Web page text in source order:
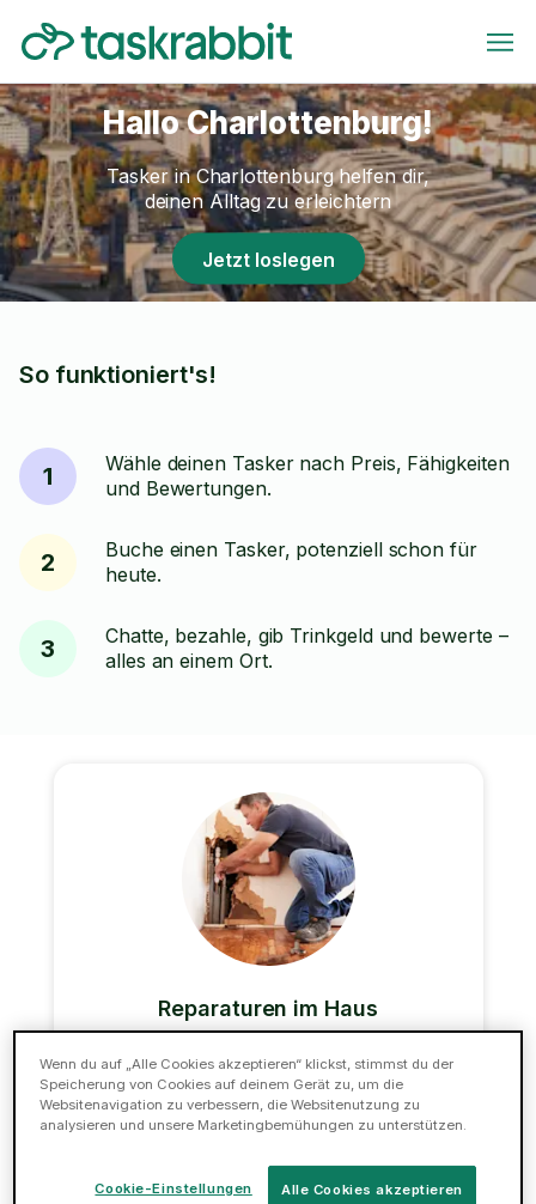
Hallo Charlottenburg!
Tasker in Charlottenburg helfen dir,
deinen Alltag zu erleichtern
Jetzt loslegen
So funktioniert's!
1
Wähle deinen Tasker nach Preis, Fähigkeiten
und Bewertungen.
2
Buche einen Tasker, potenziell schon für
heute.
3
Chatte, bezahle, gib Trinkgeld und bewerte –
alles an einem Ort.
Reparaturen im Haus
deiner Reparaturen im Haus erledigen.
Jetzt buchen
Wenn du auf „Alle Cookies akzeptieren“ klickst, stimmst du der
Speicherung von Cookies auf deinem Gerät zu, um die
Websitenavigation zu verbessern, die Websitenutzung zu
analysieren und unsere Marketingbemühungen zu unterstützen.
Alle Cookies akzeptieren
Cookie-Einstellungen